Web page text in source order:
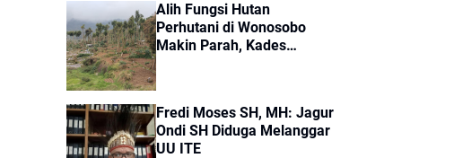
Alih Fungsi Hutan
Perhutani di Wonosobo
Makin Parah, Kades
Fredi Moses SH, MH: Jagur
Ondi SH Diduga Melanggar
UU ITE